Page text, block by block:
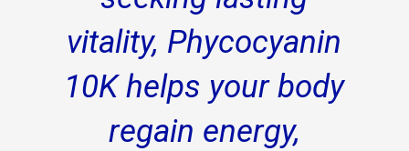
vitality, Phycocyanin
10K helps your body
regain energy,